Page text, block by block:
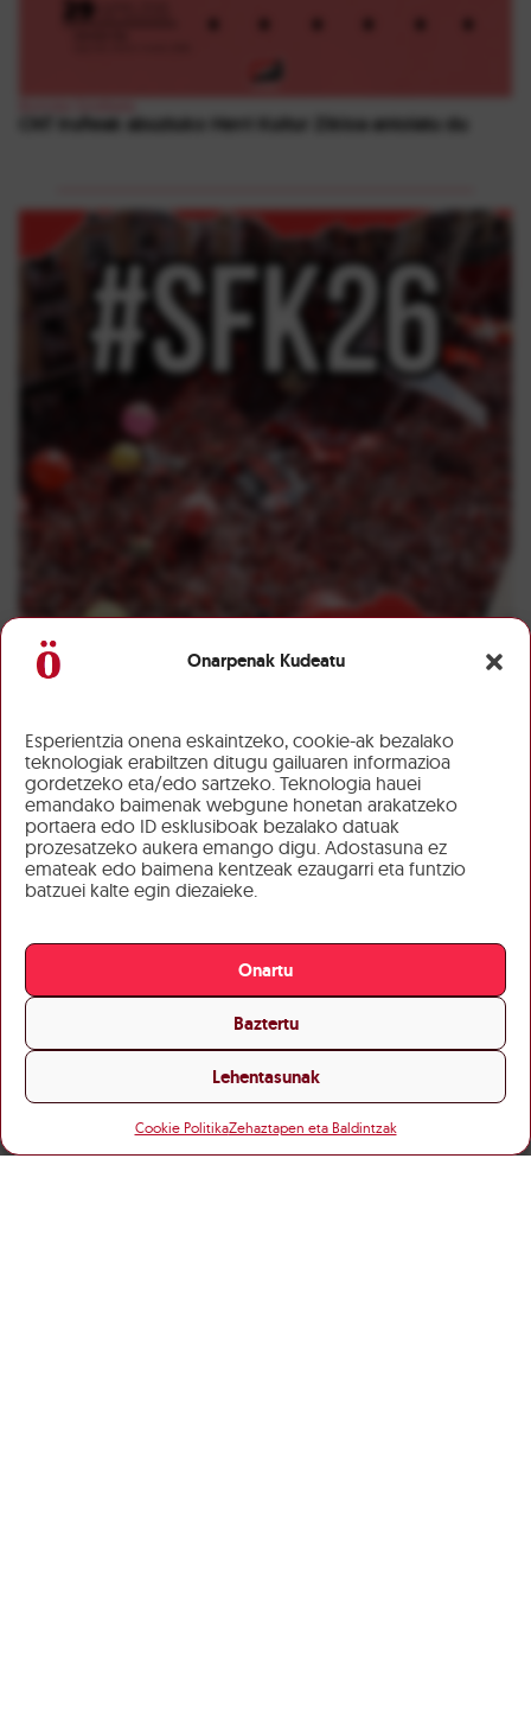
Onarpenak Kudeatu
Esperientzia onena eskaintzeko, cookie-ak bezalako
teknologiak erabiltzen ditugu gailuaren informazioa
gordetzeko eta/edo sartzeko. Teknologia hauei
emandako baimenak webgune honetan arakatzeko
portaera edo ID esklusiboak bezalako datuak
prozesatzeko aukera emango digu. Adostasuna ez
emateak edo baimena kentzeak ezaugarri eta funtzio
batzuei kalte egin diezaieke.
Onartu
Baztertu
Lehentasunak
Cookie PolitikaZehaztapen eta Baldintzak
CNT Iruñeak abuztuko Herri Kultur Zikloa antolatu du